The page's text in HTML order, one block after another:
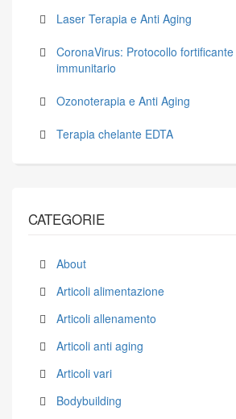
Laser Terapia e Anti Aging
CoronaVirus: Protocollo
immunitario
Ozonoterapia e Anti Aging
Terapia chelante EDTA
CATEGORIE
About
Articoli alimentazione
Articoli allenamento
Articoli anti aging
Articoli vari
Bodybuilding